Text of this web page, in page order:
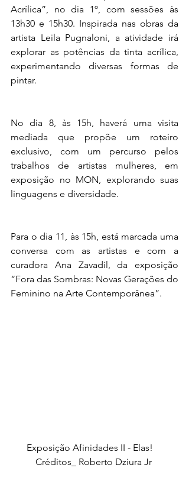
Acrílica”, no dia 1º, com sessões às
13h30 e 15h30. Inspirada nas obras da
artista Leila Pugnaloni, a atividade irá
explorar as potências da tinta acrílica,
experimentando diversas formas de
pintar.
No dia 8, às 15h, haverá uma visita
mediada que propõe um roteiro
exclusivo, com um percurso pelos
trabalhos de artistas mulheres, em
exposição no MON, explorando suas
linguagens e diversidade.
Para o dia 11, às 15h, está marcada uma
conversa com as artistas e com a
curadora Ana Zavadil, da exposição
“Fora das Sombras: Novas Gerações do
Feminino na Arte Contemporânea”.
Exposição Afinidades II - Elas!
Créditos_ Roberto Dziura Jr